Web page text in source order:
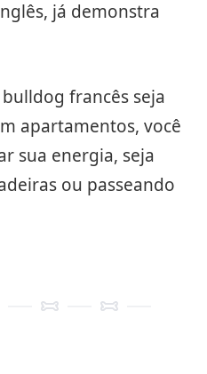
já demonstra
francês seja
apartamentos, você
sua energia, seja
ou passeando